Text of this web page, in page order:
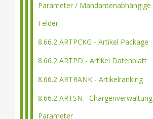
Parameter / Mandantenabhängige
Felder
8.66.2 ARTPCKG - Artikel Package
8.66.2 ARTPD - Artikel Datenblatt
8.66.2 ARTRANK - Artikelranking
8.66.2 ARTSN - Chargenverwaltung
Parameter